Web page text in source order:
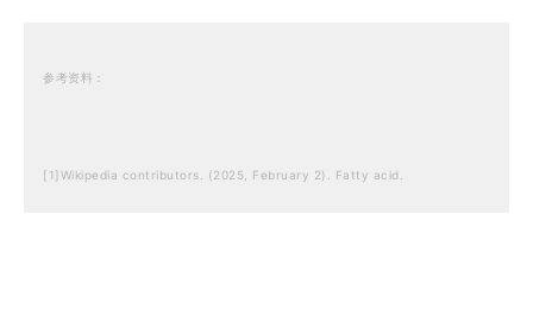
参考资料：
[1]Wikipedia contributors. (2025, February 2). Fatty acid.